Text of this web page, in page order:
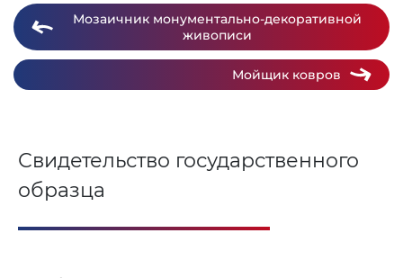
Мозаичник монументально-декоративной
живописи
Мойщик ковров
Свидетельство государственного
образца